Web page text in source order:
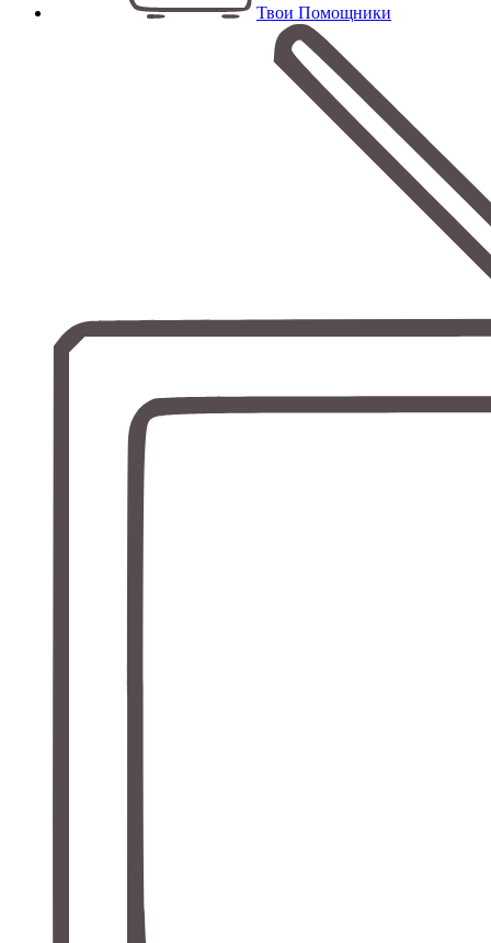
Твои Помощники